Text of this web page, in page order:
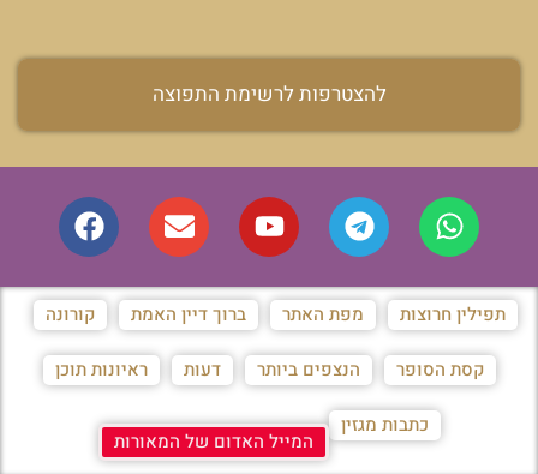
להצטרפות לרשימת התפוצה
תפילין חרוצות מפת האתר ברוך דיין האמת קורונה
קסת הסופר הנצפים ביותר דעות ראיונות תוכן
כתבות מגזין
המייל האדום של המאורות